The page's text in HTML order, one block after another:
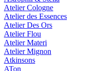
Atelier Cologne
Atelier des Essences
Atelier Des Ors
Atelier Flou
Atelier Materi
Atelier Mignon
Atkinsons
ATon